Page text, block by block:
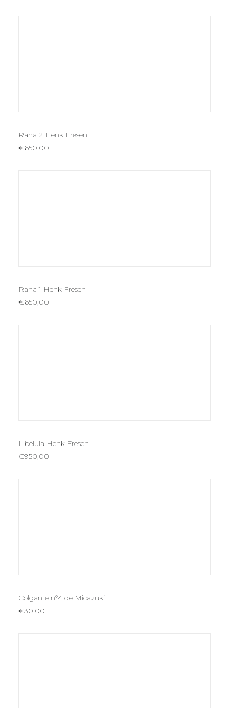
Rana 2 Henk Fresen
€650,00
Rana 1 Henk Fresen
€650,00
Libélula Henk Fresen
€950,00
Colgante nº4 de Micazuki
€30,00